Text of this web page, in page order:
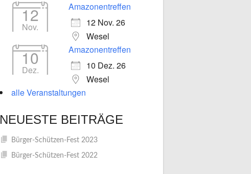
12
Nov.
Amazonentreffen
12 Nov. 26
Wesel
10
Dez.
Amazonentreffen
10 Dez. 26
Wesel
alle Veranstaltungen
NEUESTE BEITRÄGE
Bürger-Schützen-Fest 2023
Bürger-Schützen-Fest 2022